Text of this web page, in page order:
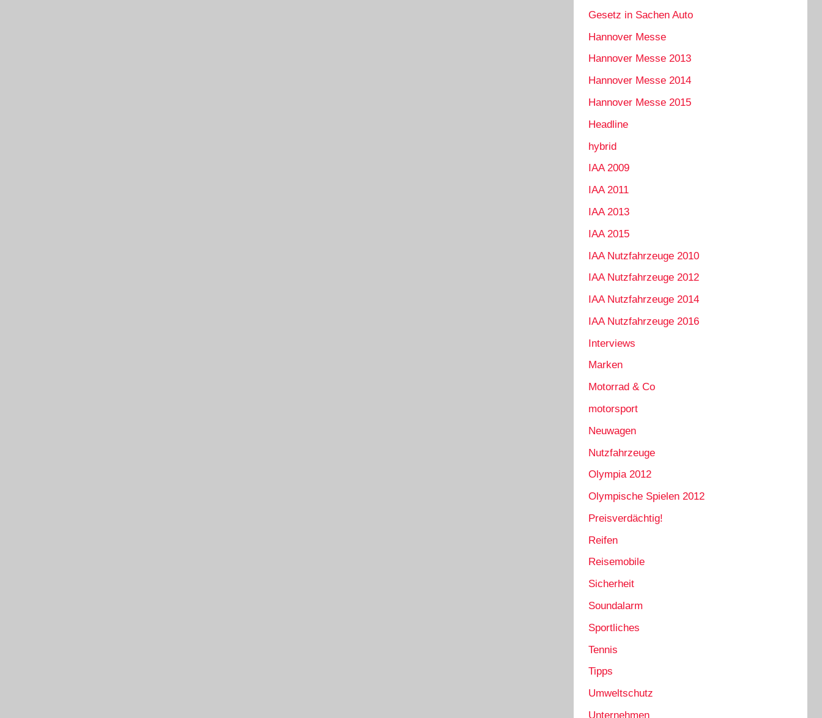
Gesetz in Sachen Auto
Hannover Messe
Hannover Messe 2013
Hannover Messe 2014
Hannover Messe 2015
Headline
hybrid
IAA 2009
IAA 2011
IAA 2013
IAA 2015
IAA Nutzfahrzeuge 2010
IAA Nutzfahrzeuge 2012
IAA Nutzfahrzeuge 2014
IAA Nutzfahrzeuge 2016
Interviews
Marken
Motorrad & Co
motorsport
Neuwagen
Nutzfahrzeuge
Olympia 2012
Olympische Spielen 2012
Preisverdächtig!
Reifen
Reisemobile
Sicherheit
Soundalarm
Sportliches
Tennis
Tipps
Umweltschutz
Unternehmen